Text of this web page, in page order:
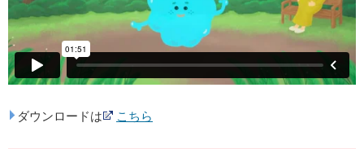
ダウンロードは こちら